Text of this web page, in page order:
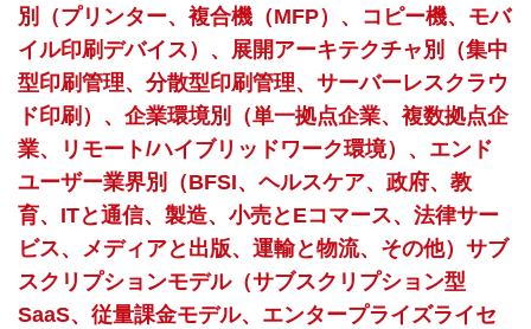
別（プリンター、複合機（MFP）、コピー機、モバ
イル印刷デバイス）、展開アーキテクチャ別（集中
型印刷管理、分散型印刷管理、サーバーレスクラウ
ド印刷）、企業環境別（単一拠点企業、複数拠点企
業、リモート/ハイブリッドワーク環境）、エンド
ユーザー業界別（BFSI、ヘルスケア、政府、教
育、ITと通信、製造、小売とEコマース、法律サー
ビス、メディアと出版、運輸と物流、その他）サブ
スクリプションモデル（サブスクリプション型
SaaS、従量課金モデル、エンタープライズライセ